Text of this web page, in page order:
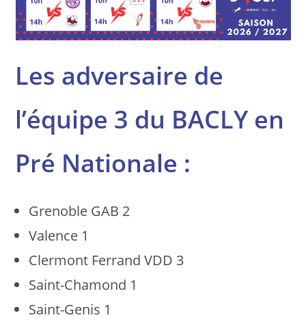
Les adversaire de
l’équipe 3 du BACLY en
Pré Nationale :
Grenoble GAB 2
Valence 1
Clermont Ferrand VDD 3
Saint-Chamond 1
Saint-Genis 1